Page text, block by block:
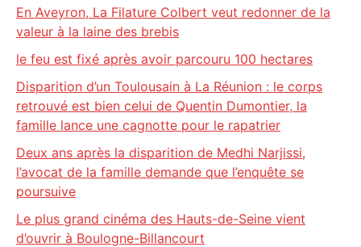
En Aveyron, La Filature Colbert veut redonner de la
valeur à la laine des brebis
le feu est fixé après avoir parcouru 100 hectares
Disparition d’un Toulousain à La Réunion : le corps
retrouvé est bien celui de Quentin Dumontier, la
famille lance une cagnotte pour le rapatrier
Deux ans après la disparition de Medhi Narjissi,
l’avocat de la famille demande que l’enquête se
poursuive
Le plus grand cinéma des Hauts-de-Seine vient
d’ouvrir à Boulogne-Billancourt